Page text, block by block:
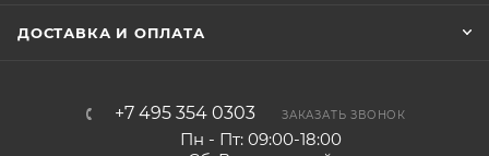
ДОСТАВКА И ОПЛАТА
+7 495 354 0303 ЗАКАЗАТЬ ЗВОНОК
Пн - Пт: 09:00-18:00